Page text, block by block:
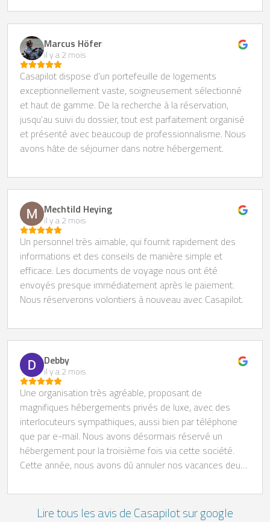
Marcus Höfer
il y a 2 mois
Casapilot dispose d’un portefeuille de logements
exceptionnellement vaste, soigneusement sélectionné
et haut de gamme. De la recherche à la réservation,
jusqu’au suivi du dossier, tout est parfaitement organisé
et présenté avec beaucoup de professionnalisme. Nous
avons hâte de séjourner dans notre hébergement.
Mechtild Heying
il y a 2 mois
Un personnel très aimable, qui fournit rapidement des
informations et des conseils de manière simple et
efficace. Les documents de voyage nous ont été
envoyés presque immédiatement après le paiement.
Nous réserverons volontiers à nouveau avec Casapilot.
Debby
il y a 2 mois
Une organisation très agréable, proposant de
magnifiques hébergements privés de luxe, avec des
interlocuteurs sympathiques, aussi bien par téléphone
que par e-mail. Nous avons désormais réservé un
hébergement pour la troisième fois via cette société.
Cette année, nous avons dû annuler nos vacances deux
reporter sans difficulté, car le propriétaire avait encore
des disponibilités et n’a pas facturé de frais d’annulation
Lire tous les avis de Casapilot sur google